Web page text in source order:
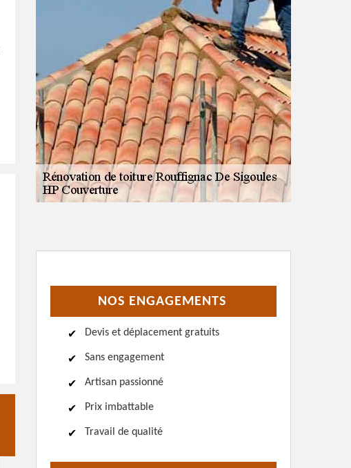
NOS ENGAGEMENTS
Devis et déplacement gratuits
Sans engagement
Artisan passionné
Prix imbattable
Travail de qualité